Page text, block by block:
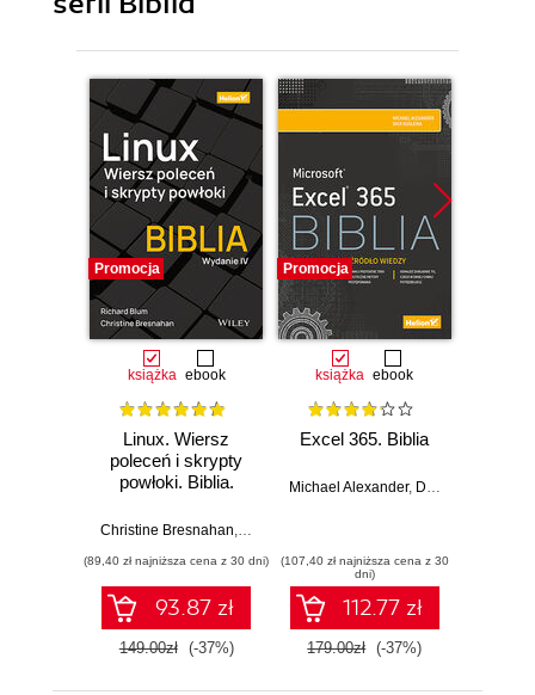
Promocja
książka ebook
Linux. Wiersz
poleceń i skrypty
powłoki. Biblia.
Christine Bresnahan
(89,40 zł najniższa cena z 30 dni)
93.87 zł
149.00zł (-37%)
Promocja
książka ebook
Excel 365. Biblia
Michael Alexander, Dick Kusleika
(107,40 zł najniższa cena z 30
dni)
112.77 zł
179.00zł (-37%)